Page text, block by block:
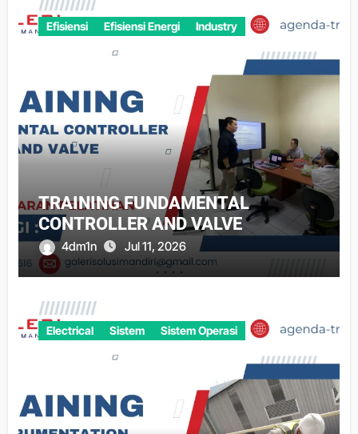
Efisiensi Efisiensi Energi Industry
TRAINING FUNDAMENTAL
CONTROLLER AND VALVE
4dm1n Jul 11, 2026
Electrical Sistem Sistem Operasi